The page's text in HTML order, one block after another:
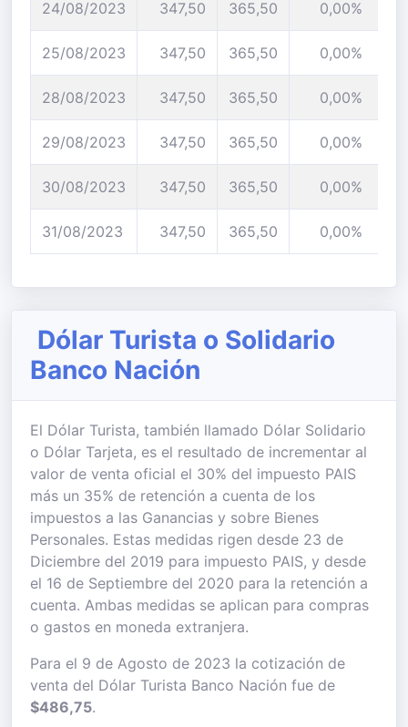
24/08/2023 347,50 365,50 0,00%
25/08/2023 347,50 365,50 0,00%
28/08/2023 347,50 365,50 0,00%
29/08/2023 347,50 365,50 0,00%
30/08/2023 347,50 365,50 0,00%
31/08/2023 347,50 365,50 0,00%
Dólar Turista o Solidario
Banco Nación
El Dólar Turista, también llamado Dólar Solidario
o Dólar Tarjeta, es el resultado de incrementar al
valor de venta oficial el 30% del impuesto PAIS
más un 35% de retención a cuenta de los
impuestos a las Ganancias y sobre Bienes
Personales. Estas medidas rigen desde 23 de
Diciembre del 2019 para impuesto PAIS, y desde
el 16 de Septiembre del 2020 para la retención a
cuenta. Ambas medidas se aplican para compras
o gastos en moneda extranjera.
Para el 9 de Agosto de 2023 la cotización de
venta del Dólar Turista Banco Nación fue de
$486,75.